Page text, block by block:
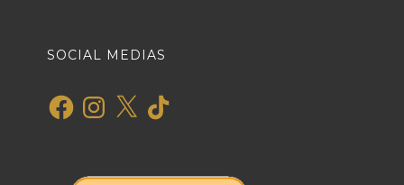
SOCIAL MEDIAS
FacebookInstagram
X TikTok